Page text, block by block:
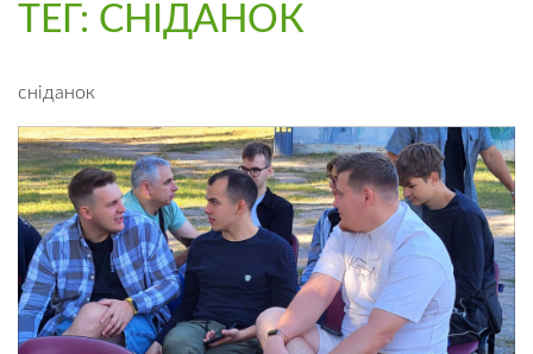
ТЕГ: СНІДАНОК
сніданок